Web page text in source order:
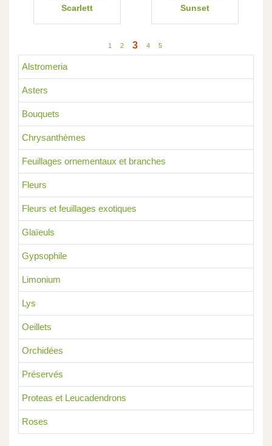
Alstromeria
Asters
Bouquets
Chrysanthèmes
Feuillages ornementaux et branches
Fleurs
Fleurs et feuillages exotiques
Glaïeuls
Gypsophile
Limonium
Lys
Oeillets
Orchidées
Préservés
Proteas et Leucadendrons
Roses
Scarlett
Sunset
1 2 3 4 5